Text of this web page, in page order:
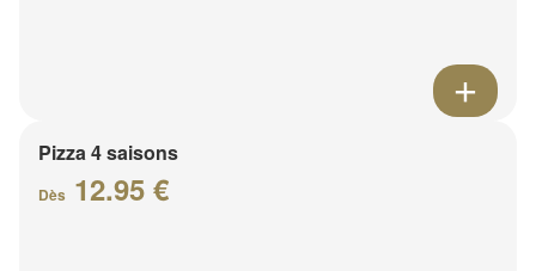
Pizza 4 saisons
Dès 12.95 €